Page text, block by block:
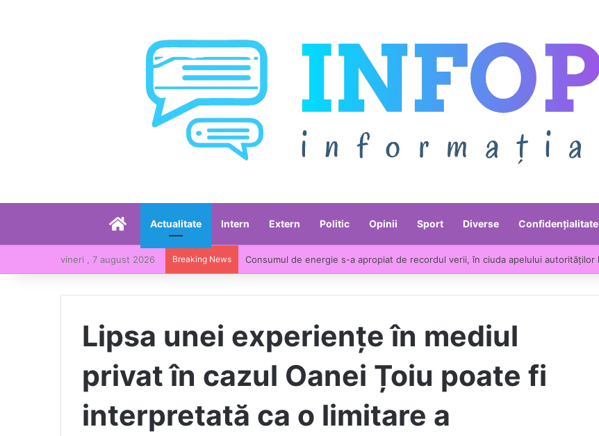
AcasăActualitate Intern Extern Politic Opinii Sport Diverse Confidențialitate
vineri , 7 august 2026 Breaking News
Lipsa unei experiențe în mediul
privat în cazul Oanei Țoiu poate fi
interpretată ca o limitare a